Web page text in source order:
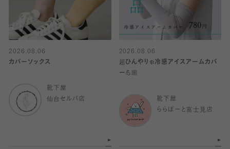
2026.08.06
カバーソックス
靴下屋
仙台セルバ店
2026.08.06
超ひんやり❄️冷感アイスアームカバ
ー💪🏼
靴下屋
ららぽーと富士見店